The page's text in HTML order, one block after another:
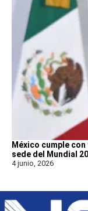
México cumple
sede del Mundial
4 junio, 2026